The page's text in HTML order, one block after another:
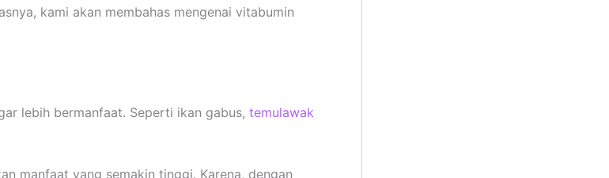
kami akan membahas mengenai vitabumin
lebih bermanfaat. Seperti ikan gabus, temulawak
manfaat yang semakin tinggi. Karena, dengan